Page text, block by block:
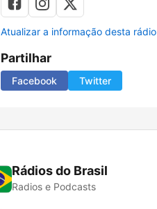
Atualizar a informação desta rádio
Partilhar
Facebook Twitter
Rádios do Brasil
Radios e Podcasts